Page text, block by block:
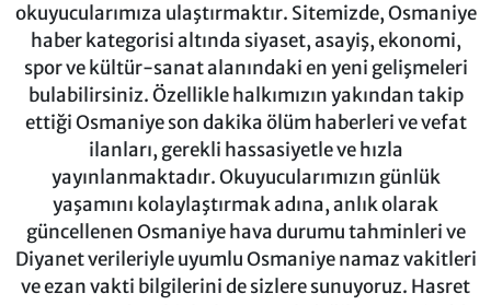
okuyucularımıza ulaştırmaktır. Sitemizde, Osmaniye
haber kategorisi altında siyaset, asayiş, ekonomi,
spor ve kültür-sanat alanındaki en yeni gelişmeleri
bulabilirsiniz. Özellikle halkımızın yakından takip
ettiği Osmaniye son dakika ölüm haberleri ve vefat
ilanları, gerekli hassasiyetle ve hızla
yayınlanmaktadır. Okuyucularımızın günlük
yaşamını kolaylaştırmak adına, anlık olarak
güncellenen Osmaniye hava durumu tahminleri ve
Diyanet verileriyle uyumlu Osmaniye namaz vakitleri
ve ezan vakti bilgilerini de sizlere sunuyoruz. Hasret